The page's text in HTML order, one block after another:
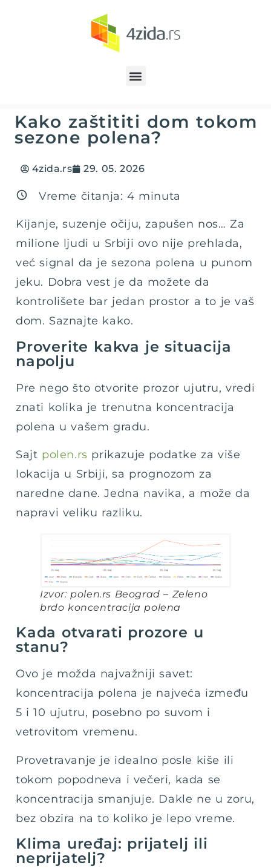
Kako zaštititi dom tokom
sezone polena?
4zida.rs 29. 05. 2026
Vreme čitanja: 4 minuta
Kijanje, suzenje očiju, zapušen nos… Za
milione ljudi u Srbiji ovo nije prehlada,
već signal da je sezona polena u punom
jeku. Dobra vest je da možete da
kontrolišete bar jedan prostor a to je vaš
dom. Saznajte kako.
Proverite kakva je situacija
napolju
Pre nego što otvorite prozor ujutru, vredi
znati kolika je trenutna koncentracija
polena u vašem gradu.
Sajt polen.rs prikazuje podatke za više
lokacija u Srbiji, sa prognozom za
naredne dane. Jedna navika, a može da
napravi veliku razliku.
Izvor: polen.rs Beograd – Zeleno
brdo koncentracija polena
Kada otvarati prozore u
stanu?
Ovo je možda najvažniji savet:
koncentracija polena je najveća između
5 i 10 ujutru, posebno po suvom i
vetrovitom vremenu.
Provetravanje je idealno posle kiše ili
tokom popodneva i večeri, kada se
koncentracija smanjuje. Dakle ne u zoru,
bez obzira na to koliko je lepo vreme.
Klima uređaj: prijatelj ili
neprijatelj?